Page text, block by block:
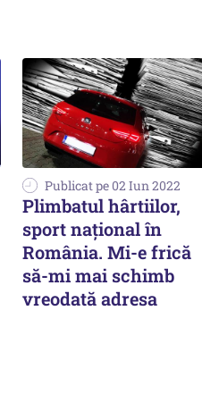
Publicat pe 02 Iun 2022
Plimbatul hârtiilor,
sport național în
România. Mi-e frică
să-mi mai schimb
vreodată adresa